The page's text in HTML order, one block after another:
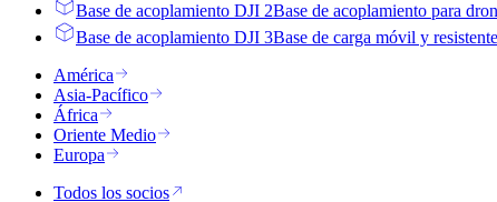
Base de acoplamiento DJI 2Base de acoplamiento para
Base de acoplamiento DJI 3Base de carga móvil y
América
Asia-Pacífico
África
Oriente Medio
Europa
Todos los socios